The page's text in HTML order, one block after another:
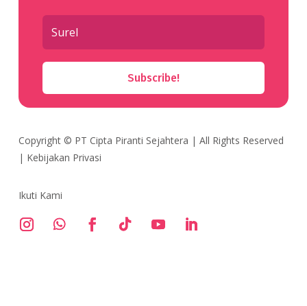
Subscribe!
Copyright © PT Cipta Piranti Sejahtera | All Rights Reserved
| Kebijakan Privasi
Ikuti Kami